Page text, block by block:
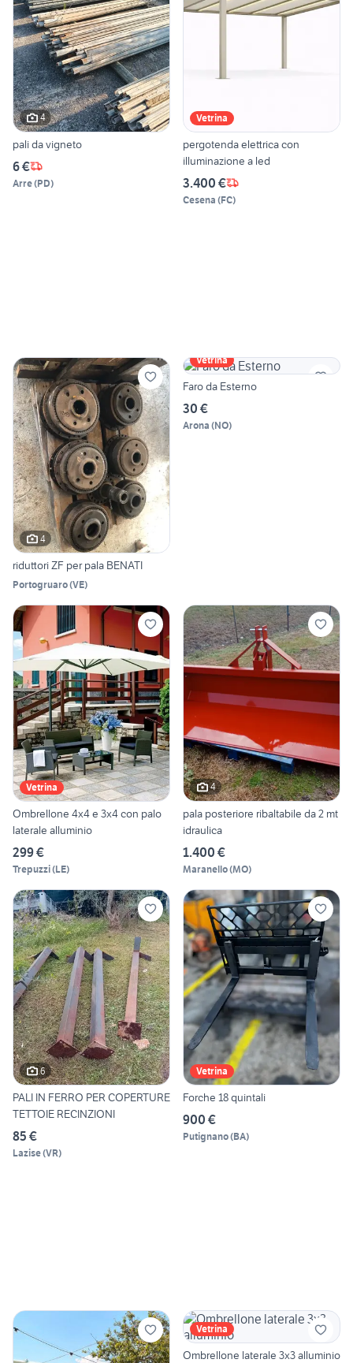
4
pali da vigneto
6 €
Arre(PD)
Vetrina
pergotenda elettrica con
illuminazione a led
3.400 €
Cesena (FC)
4
riduttori ZF per pala BENATI
Portogruaro(VE)
Vetrina
Faro da Esterno
30 €
Arona (NO)
Vetrina
Ombrellone 4x4 e 3x4 con palo
laterale alluminio
299 €
Trepuzzi(LE)
4
pala posteriore ribaltabile da 2 mt
idraulica
1.400 €
Maranello(MO)
6
PALI IN FERRO PER COPERTURE
TETTOIE RECINZIONI
85 €
Lazise(VR)
Vetrina
Forche 18 quintali
900 €
Putignano(BA)
Vetrina
Ombrellone laterale 3x3 alluminio